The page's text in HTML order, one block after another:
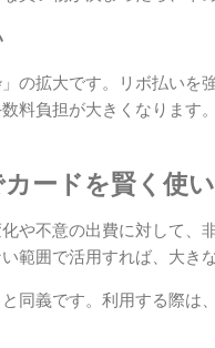
の拡大です。リボ払いを
料負担が大きくなります
ードを賢く使
や不意の出費に対して、
範囲で活用すれば、大き
同義です。利用する際は